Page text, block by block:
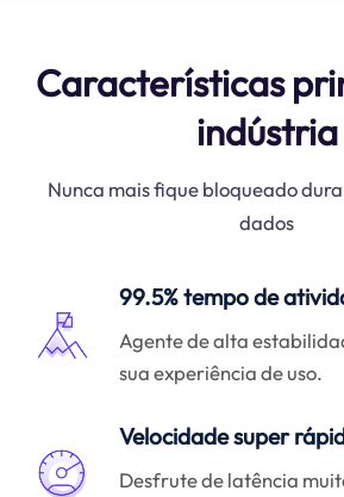
Características
indústria
Nunca mais fique bloqueado
dados
99.5% tempo de
Agente de alta
sua experiência de uso.
Velocidade super
Desfrute de latência